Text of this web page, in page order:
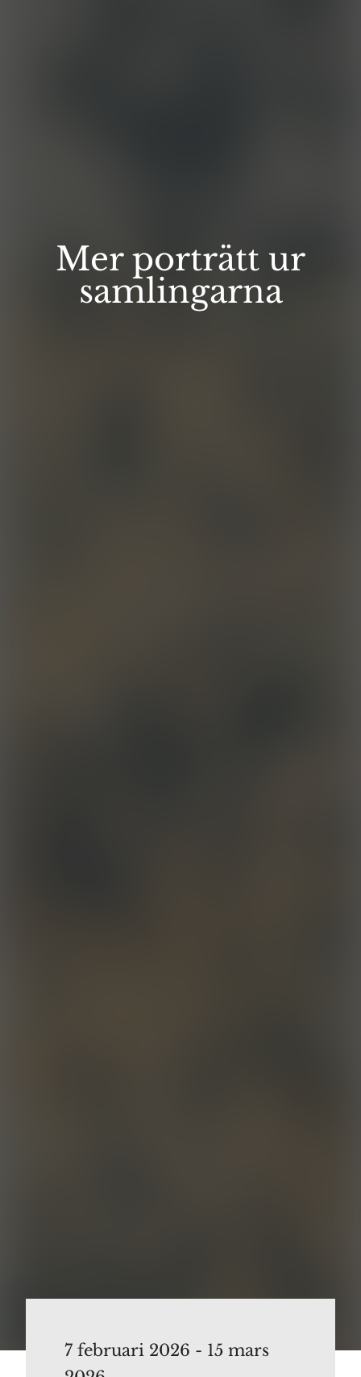
Mer porträtt ur
samlingarna
7 februari 2026 - 15 mars